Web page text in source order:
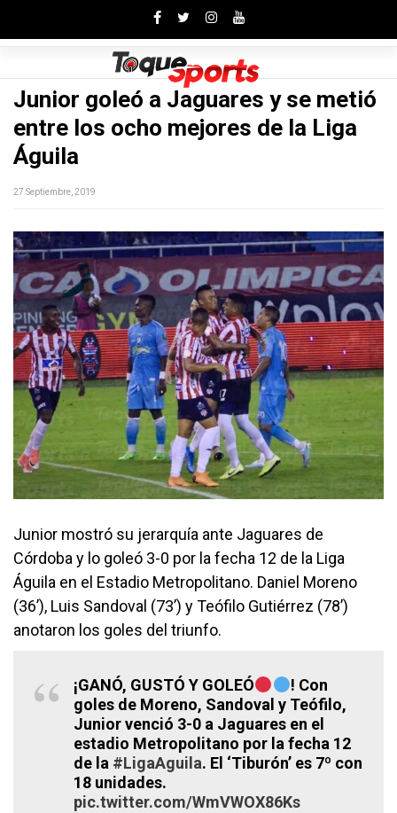
Junior goleó a Jaguares y se metió
entre los ocho mejores de la Liga
Águila
27 Septiembre, 2019
Junior mostró su jerarquía ante Jaguares de
Córdoba y lo goleó 3-0 por la fecha 12 de la Liga
Águila en el Estadio Metropolitano. Daniel Moreno
(36’), Luis Sandoval (73’) y Teófilo Gutiérrez (78’)
anotaron los goles del triunfo.
¡GANÓ, GUSTÓ Y GOLEÓ
! Con
goles de Moreno, Sandoval y Teófilo,
Junior venció 3-0 a Jaguares en el
estadio Metropolitano por la fecha 12
de la #LigaAguila. El ‘Tiburón’ es 7º con
18 unidades.
pic.twitter.com/WmVWOX86Ks